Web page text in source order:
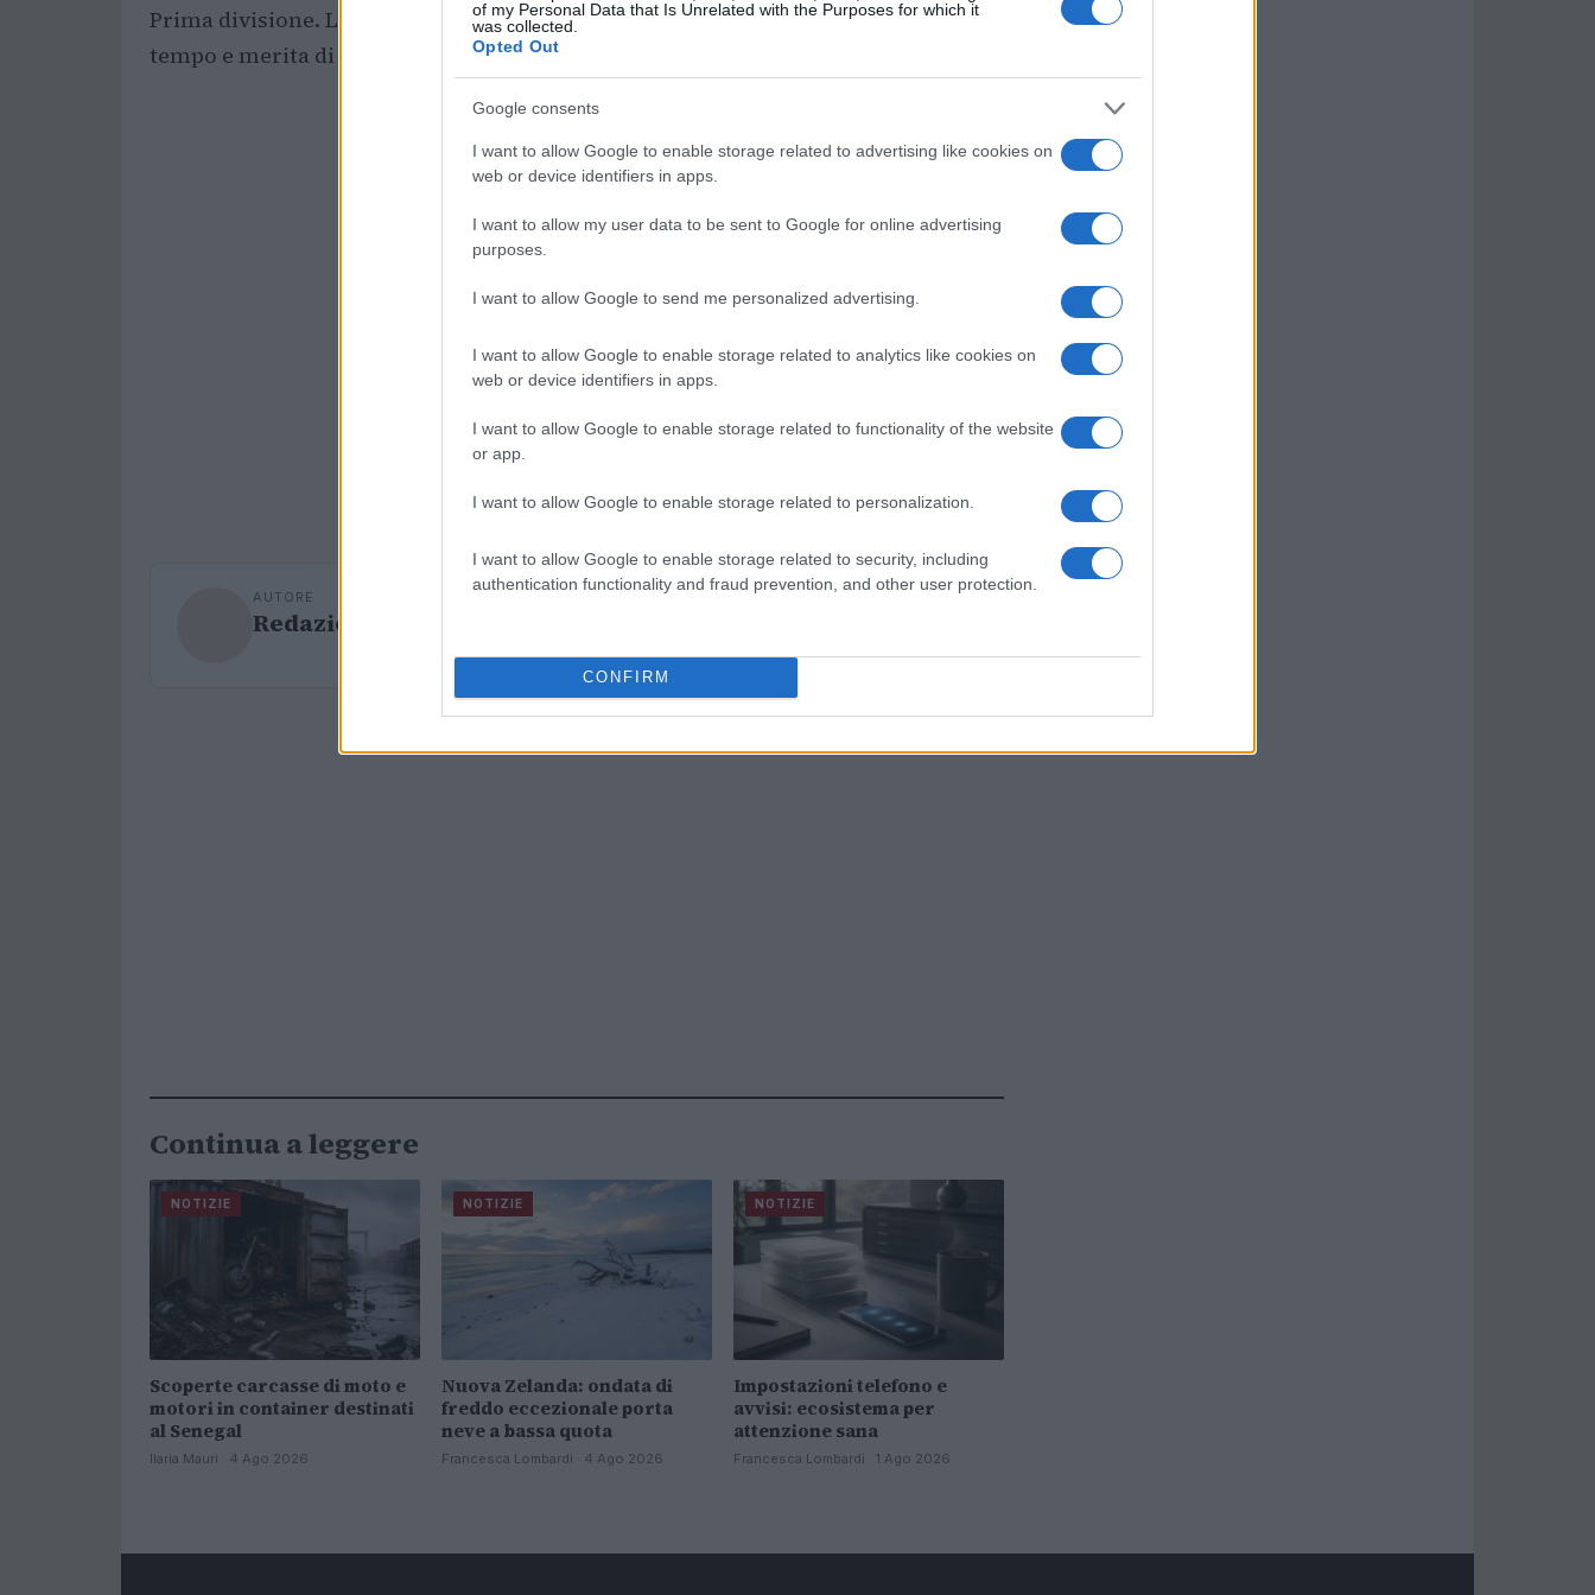
of my Personal Data that Is Unrelated with the Purposes for which it
was collected.
Opted Out
Google consents
I want to allow Google to enable storage related to advertising like cookies on
web or device identifiers in apps.
I want to allow my user data to be sent to Google for online advertising
purposes.
I want to allow Google to send me personalized advertising.
I want to allow Google to enable storage related to analytics like cookies on
web or device identifiers in apps.
I want to allow Google to enable storage related to functionality of the website
or app.
I want to allow Google to enable storage related to personalization.
I want to allow Google to enable storage related to security, including
authentication functionality and fraud prevention, and other user protection.
CONFIRM
Prima divisione. L’Espanyol è un club a cui tengo molto, ci ho passato molto
tempo e merita di essere nell’elite”, ha concluso.
AUTORE
Redazione Sport Magazine
Continua a leggere
NOTIZIE
Scoperte carcasse di moto e
motori in container destinati
al Senegal
Ilaria Mauri · 4 Ago 2026
NOTIZIE
Nuova Zelanda: ondata di
freddo eccezionale porta
neve a bassa quota
Francesca Lombardi · 4 Ago 2026
NOTIZIE
Impostazioni telefono e
avvisi: ecosistema per
attenzione sana
Francesca Lombardi · 1 Ago 2026